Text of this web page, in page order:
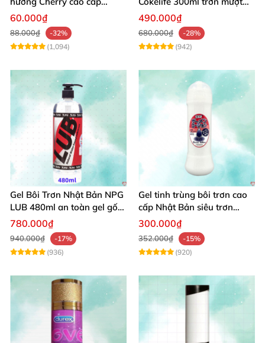
100ml dịu nhẹ an toàn
60.000₫
88.000₫
-32%
(1,094)
quan hệ gay
490.000₫
680.000₫
-28%
(942)
Gel Bôi Trơn Nhật Bản NPG
LUB 480ml an toàn gel gốc
nước, chống viêm phụ khoa
780.000₫
940.000₫
-17%
(936)
Gel tinh trùng bôi trơn cao
cấp Nhật Bản siêu trơn
300ml
300.000₫
352.000₫
-15%
(920)